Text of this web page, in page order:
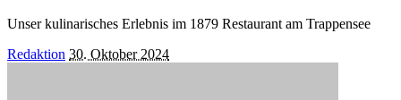
Unser kulinarisches Erlebnis im 1879 Restaurant am Trappensee
Posted
Redaktion 30. Oktober 2024